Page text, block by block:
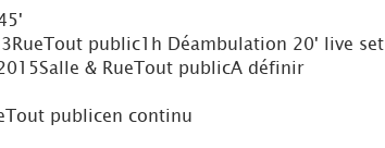
RueTout public1h Déambulation 20' live set
Salle & RueTout publicA définir
Tout publicen continu